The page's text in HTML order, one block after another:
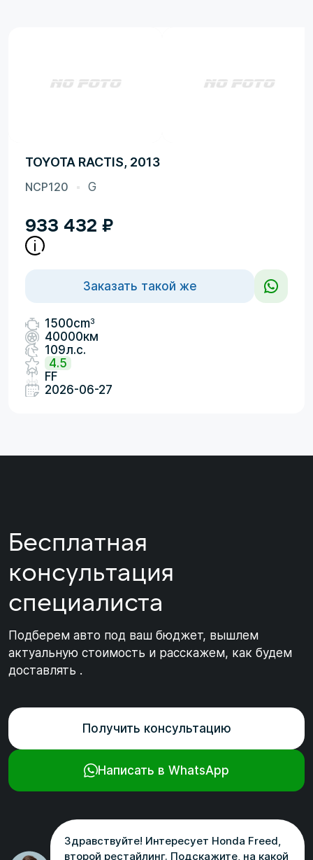
TOYOTA RACTIS, 2013
NCP120 G
933 432 ₽
Заказать такой же
1500cm3
40000км
109л.с.
4.5
FF
2026-06-27
Бесплатная
консультация
специалиста
Подберем авто под ваш бюджет, вышлем
актуальную стоимость и расскажем, как будем
доставлять .
Получить консультацию
Написать в WhatsApp
Здравствуйте! Интересует Honda Freed,
второй рестайлинг. Подскажите, на какой